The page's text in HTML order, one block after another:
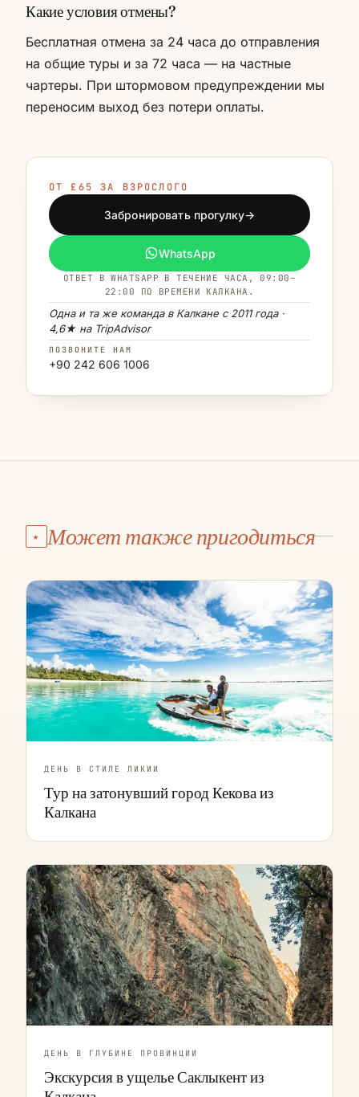
Какие условия отмены?
Бесплатная отмена за 24 часа до отправления
на общие туры и за 72 часа — на частные
чартеры. При штормовом предупреждении мы
переносим выход без потери оплаты.
ОТ £65 ЗА ВЗРОСЛОГО
Забронировать прогулку→
WhatsApp
ОТВЕТ В WHATSAPP В ТЕЧЕНИЕ ЧАСА, 09:00–
22:00 ПО ВРЕМЕНИ КАЛКАНА.
Одна и та же команда в Калкане с 2011 года ·
4,6★ на TripAdvisor
ПОЗВОНИТЕ НАМ
+90 242 606 1006
★ Может также пригодиться
ДЕНЬ В СТИЛЕ ЛИКИИ
Тур на затонувший город Кекова из
Калкана
ДЕНЬ В ГЛУБИНЕ ПРОВИНЦИИ
Экскурсия в ущелье Саклыкент из